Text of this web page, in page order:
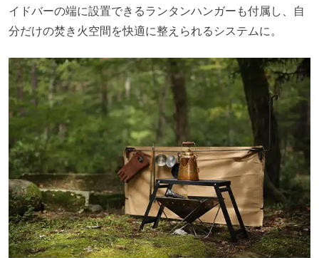
イドバーの端に設置できるランタンハンガーも付属し、自
分だけの焚き火空間を快適に整えられるシステムに。